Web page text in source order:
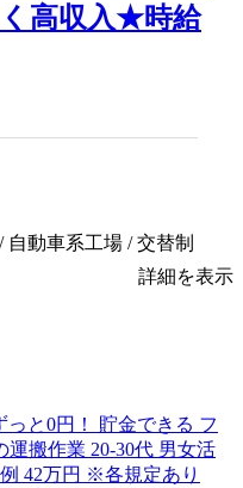
高収入★時給
動車系工場 / 交替制
詳細を表示